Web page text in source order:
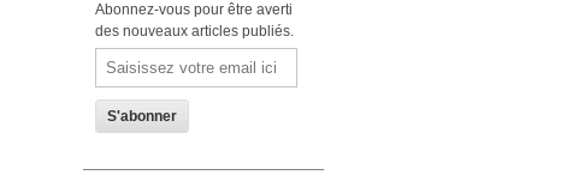
Abonnez-vous pour être averti
des nouveaux articles publiés.
Email